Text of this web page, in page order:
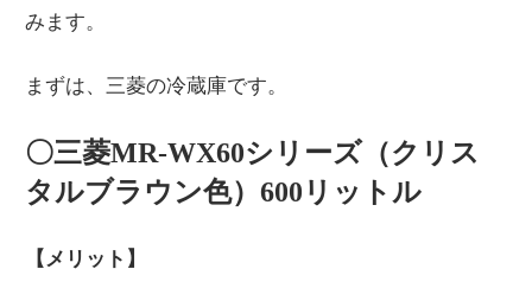
みます。
まずは、三菱の冷蔵庫です。
〇三菱MR-WX60シリーズ（クリス
タルブラウン色）600リットル
【メリット】